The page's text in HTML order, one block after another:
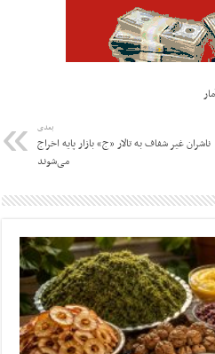
بعدی
ناشران غیر شفاف به تالار «ج» بازار پایه اخراج
می‌شوند